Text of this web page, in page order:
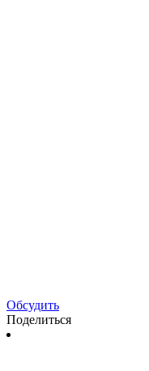
Обсудить
Поделиться